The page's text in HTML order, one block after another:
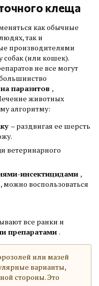
клеща
как обычные
так и
производителями
собак (или кошек).
не все могут
паразитов ,
животных
алгоритму:
– раздвигая ее шерсть
ветеринарного
инсектицидами ,
воспользоваться
все ранки и
препаратами .
или мазей
варианты,
стороны. Это